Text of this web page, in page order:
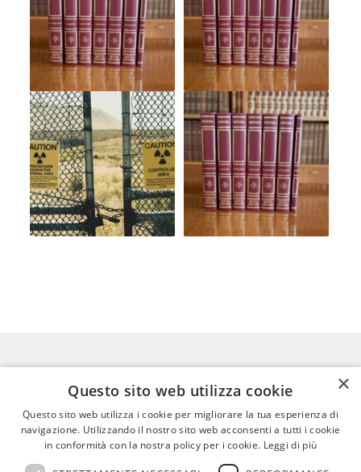
FEDERICO MOTTA EDITORE
02 300761– info@mottaeditore.it–
08233380966 – Cap.Soc. € 1.000.000 I.V. –
×
Questo sito web utilizza cookie
Questo sito web utilizza i cookie per migliorare la tua esperienza di
navigazione. Utilizzando il nostro sito web acconsenti a tutti i cookie
in conformità con la nostra policy per i cookie. Leggi di più